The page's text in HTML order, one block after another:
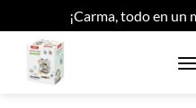
¡Carma, todo en un
Saltar
contenido